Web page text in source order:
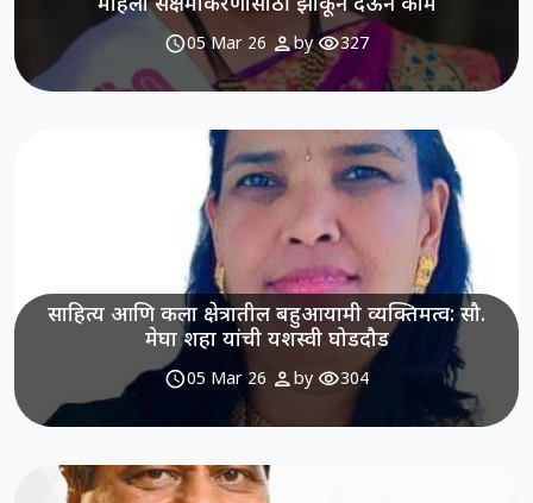
महिला सक्षमीकरणासाठी झोकून देऊन काम
schedule05 Mar 26 personby visibility327
साहित्य आणि कला क्षेत्रातील बहुआयामी व्यक्तिमत्व: सौ.
मेघा शहा यांची यशस्वी घोडदौड
schedule05 Mar 26 personby visibility304